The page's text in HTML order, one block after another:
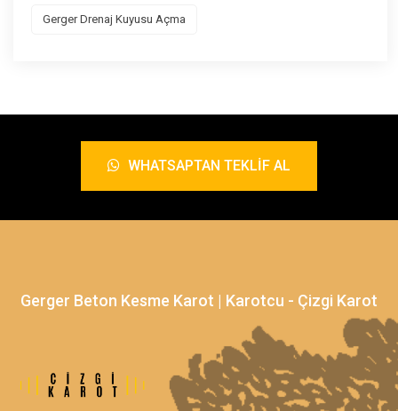
Gerger Drenaj Kuyusu Açma
WHATSAPTAN TEKLIF AL
Gerger Beton Kesme Karot | Karotcu - Çizgi Karot